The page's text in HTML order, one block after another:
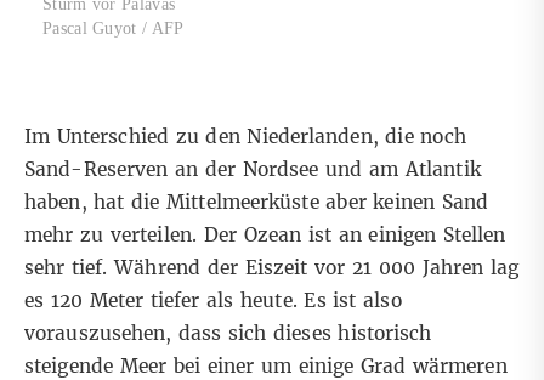
Sturm vor Palavas
Pascal Guyot / AFP
Im Unterschied zu den Niederlanden, die noch
Sand-Reserven an der Nordsee und am Atlantik
haben, hat die Mittelmeerküste aber keinen Sand
mehr zu verteilen. Der Ozean ist an einigen Stellen
sehr tief. Während der Eiszeit vor 21 000 Jahren lag
es 120 Meter tiefer als heute. Es ist also
vorauszusehen, dass sich dieses historisch
steigende Meer bei einer um einige Grad wärmeren